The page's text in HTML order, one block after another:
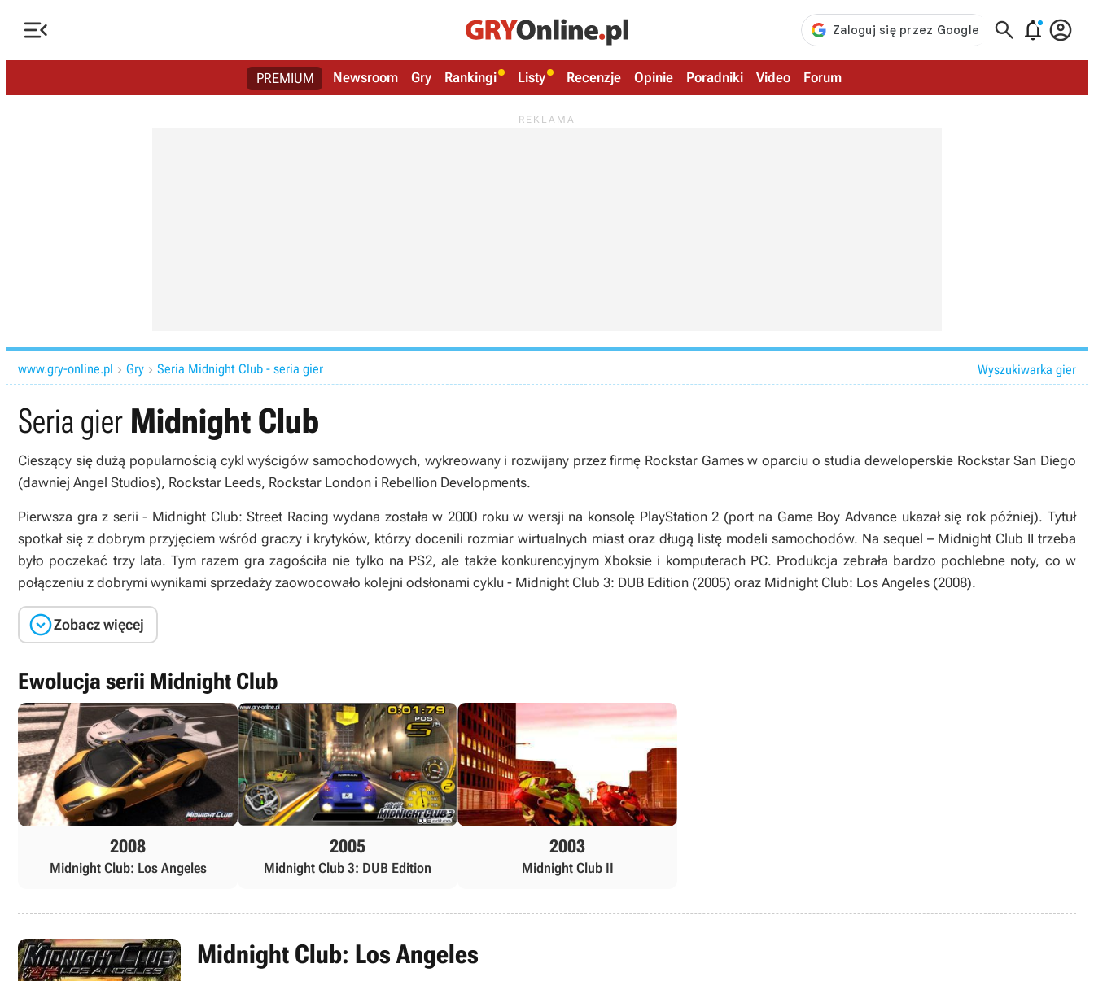
   
PREMIUM Newsroom Gry Rankingi Listy Recenzje Opinie Poradniki Video Forum
www.gry-online.pl  Gry  Seria Midnight Club - seria gier Wyszukiwarka gier
Seria gier Midnight Club
Cieszący się dużą popularnością cykl wyścigów samochodowych, wykreowany i rozwijany przez firmę Rockstar Games w oparciu o studia deweloperskie Rockstar San Diego
(dawniej Angel Studios), Rockstar Leeds, Rockstar London i Rebellion Developments.
Pierwsza gra z serii - Midnight Club: Street Racing wydana została w 2000 roku w wersji na konsolę PlayStation 2 (port na Game Boy Advance ukazał się rok później). Tytuł
spotkał się z dobrym przyjęciem wśród graczy i krytyków, którzy docenili rozmiar wirtualnych miast oraz długą listę modeli samochodów. Na sequel – Midnight Club II trzeba
było poczekać trzy lata. Tym razem gra zagościła nie tylko na PS2, ale także konkurencyjnym Xboksie i komputerach PC. Produkcja zebrała bardzo pochlebne noty, co w
połączeniu z dobrymi wynikami sprzedaży zaowocowało kolejni odsłonami cyklu - Midnight Club 3: DUB Edition (2005) oraz Midnight Club: Los Angeles (2008).
Zobacz więcej
Ewolucja serii Midnight Club
2008
Midnight Club: Los Angeles
2005
Midnight Club 3: DUB Edition
2003
Midnight Club II
Midnight Club: Los Angeles